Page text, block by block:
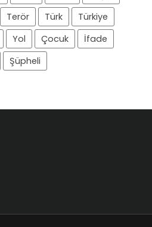
Terör Türk
Türkiye
Yol Çocuk
İfade
Şüpheli